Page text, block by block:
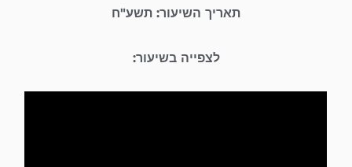
תאריך השיעור: תשע"ח
לצפייה בשיעור: